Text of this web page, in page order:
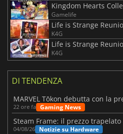
Kingdom Hearts
Gamelife
Life is Strange
K4G
Life is Strange
K4G
DI TENDENZA
22 ore fa Gaming News
04/08/26 Notizie su Hardware